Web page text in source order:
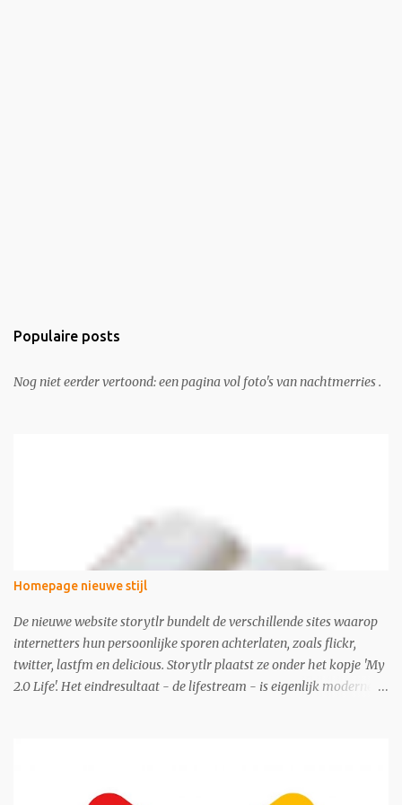
Populaire posts
Nog niet eerder vertoond: een pagina vol foto's van nachtmerries .
Homepage nieuwe stijl
De nieuwe website storytlr bundelt de verschillende sites waarop
internetters hun persoonlijke sporen achterlaten, zoals flickr,
twitter, lastfm en delicious. Storytlr plaatst ze onder het kopje 'My
2.0 Life'. Het eindresultaat - de lifestream - is eigenlijk moderne